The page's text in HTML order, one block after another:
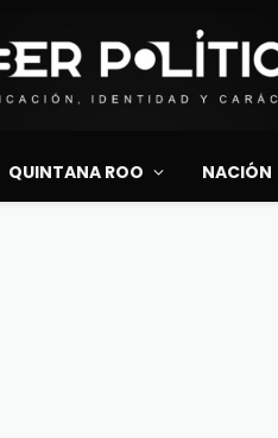
QUINTANA ROO NACIÓN